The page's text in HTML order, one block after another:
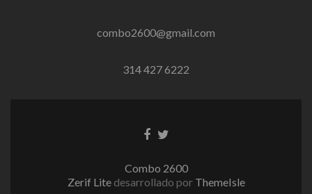
combo2600@gmail.com
314 427 6222
EnlaceEnlace
Combo 2600
Zerif Lite desarrollado por ThemeIsle